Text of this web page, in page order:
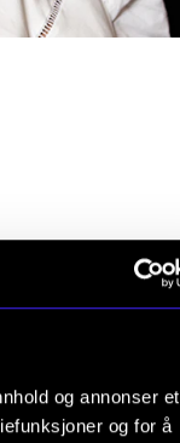
og annonser et
og for å